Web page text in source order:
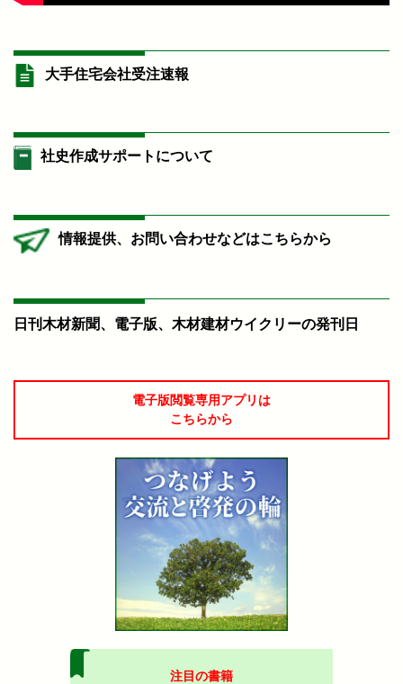
大手住宅会社受注速報
社史作成サポートについて
情報提供、お問い合わせなどはこちらから
日刊木材新聞、電子版、木材建材ウイクリーの発刊日
電子版閲覧専用アプリは
こちらから
注目の書籍